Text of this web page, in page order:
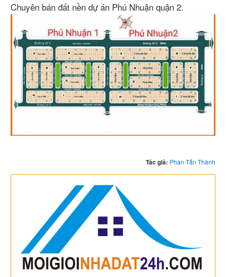
Chuyên bán đất nền dự án Phú Nhuận quận 2.
Tác giả: Phan Tấn Thành